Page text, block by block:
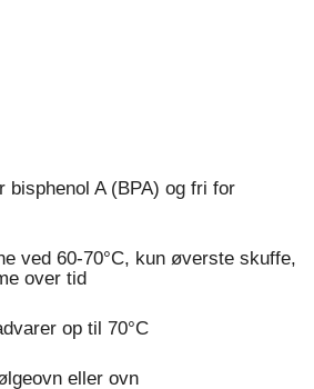
bisphenol A (BPA) og fri for
ved 60-70°C, kun øverste skuffe,
over tid
op til 70°C
eller ovn